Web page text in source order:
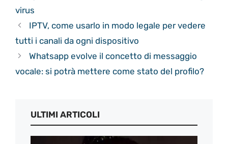
virus
IPTV, come usarlo in modo legale per vedere
tutti i canali da ogni dispositivo
Whatsapp evolve il concetto di messaggio
vocale: si potrà mettere come stato del profilo?
ULTIMI ARTICOLI